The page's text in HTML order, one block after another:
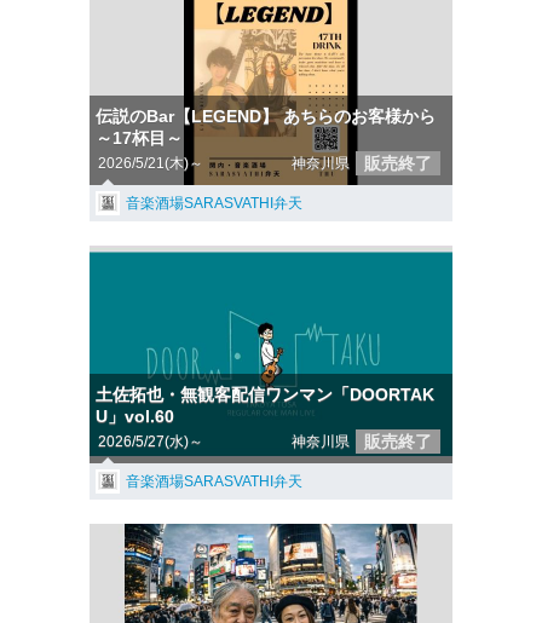
伝説のBar【LEGEND】 あちらのお客様から
～17杯目～
2026/5/21(木)～ 神奈川県 販売終了
音楽酒場SARASVATHI弁天
土佐拓也・無観客配信ワンマン「DOORTAK
U」vol.60
2026/5/27(水)～ 神奈川県 販売終了
音楽酒場SARASVATHI弁天